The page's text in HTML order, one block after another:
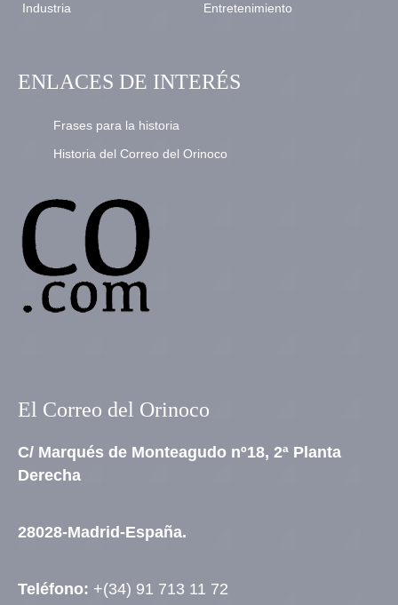
Industria Entretenimiento
ENLACES DE INTERÉS
Frases para la historia
Historia del Correo del Orinoco
El Correo del Orinoco
C/ Marqués de Monteagudo nº18, 2ª Planta
Derecha
28028-Madrid-España.
Teléfono: +(34) 91 713 11 72